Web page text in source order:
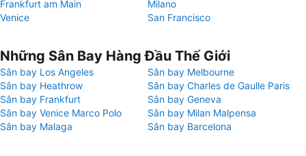
Frankfurt am Main
Milano
Venice
San Francisco
Những Sân Bay Hàng Đầu Thế Giới
Sân bay Los Angeles
Sân bay Melbourne
Sân bay Heathrow
Sân bay Charles de Gaulle Paris
Sân bay Frankfurt
Sân bay Geneva
Sân bay Venice Marco Polo
Sân bay Milan Malpensa
Sân bay Malaga
Sân bay Barcelona